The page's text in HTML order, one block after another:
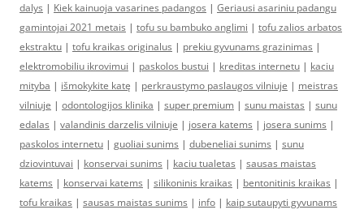
dalys | Kiek kainuoja vasarines padangos | Geriausi asariniu padangu
gamintojai 2021 metais | tofu su bambuko anglimi | tofu zalios arbatos
ekstraktu | tofu kraikas originalus | prekiu gyvunams grazinimas |
elektromobiliu ikrovimui | paskolos bustui | kreditas internetu | kaciu
mityba | išmokykite katę | perkraustymo paslaugos vilniuje | meistras
vilniuje | odontologijos klinika | super premium | sunu maistas | sunu
edalas | valandinis darzelis vilniuje | josera katems | josera sunims |
paskolos internetu | guoliai sunims | dubeneliai sunims | sunu
dziovintuvai | konservai sunims | kaciu tualetas | sausas maistas
katems | konservai katems | silikoninis kraikas | bentonitinis kraikas |
tofu kraikas | sausas maistas sunims | info | kaip sutaupyti gyvunams